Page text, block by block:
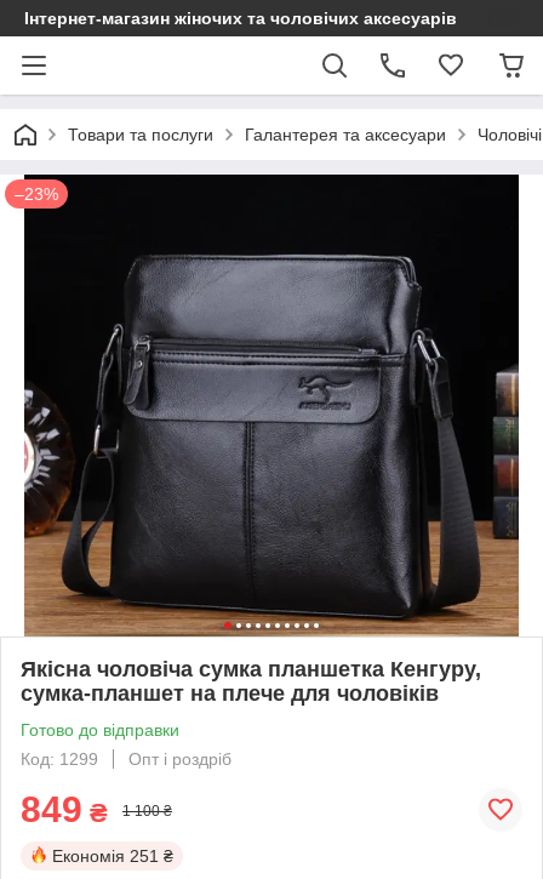
Інтернет-магазин жіночих та чоловічих аксесуарів
Товари та послуги Галантерея та аксесуари
–23%
Якісна чоловіча сумка планшетка Кенгуру,
сумка-планшет на плече для чоловіків
Готово до відправки
Код: 1299
Опт і роздріб
849 ₴ 1 100 ₴
Економія 251 ₴